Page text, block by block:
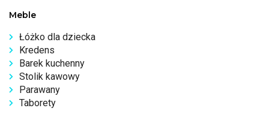
Meble
Łóżko dla dziecka
Kredens
Barek kuchenny
Stolik kawowy
Parawany
Taborety